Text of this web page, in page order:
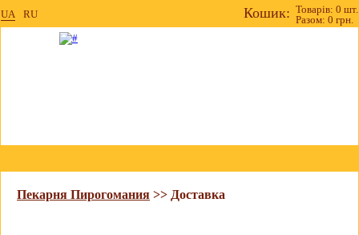
UA RU Кошик: Товарів: 0 шт.
Разом: 0 грн.
Пекарня Пирогомания >> Доставка